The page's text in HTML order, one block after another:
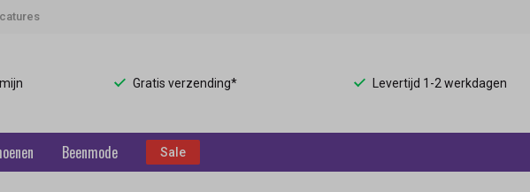
Gratis verzending* Levertijd 1-2 werkdagen
Beenmode Sale